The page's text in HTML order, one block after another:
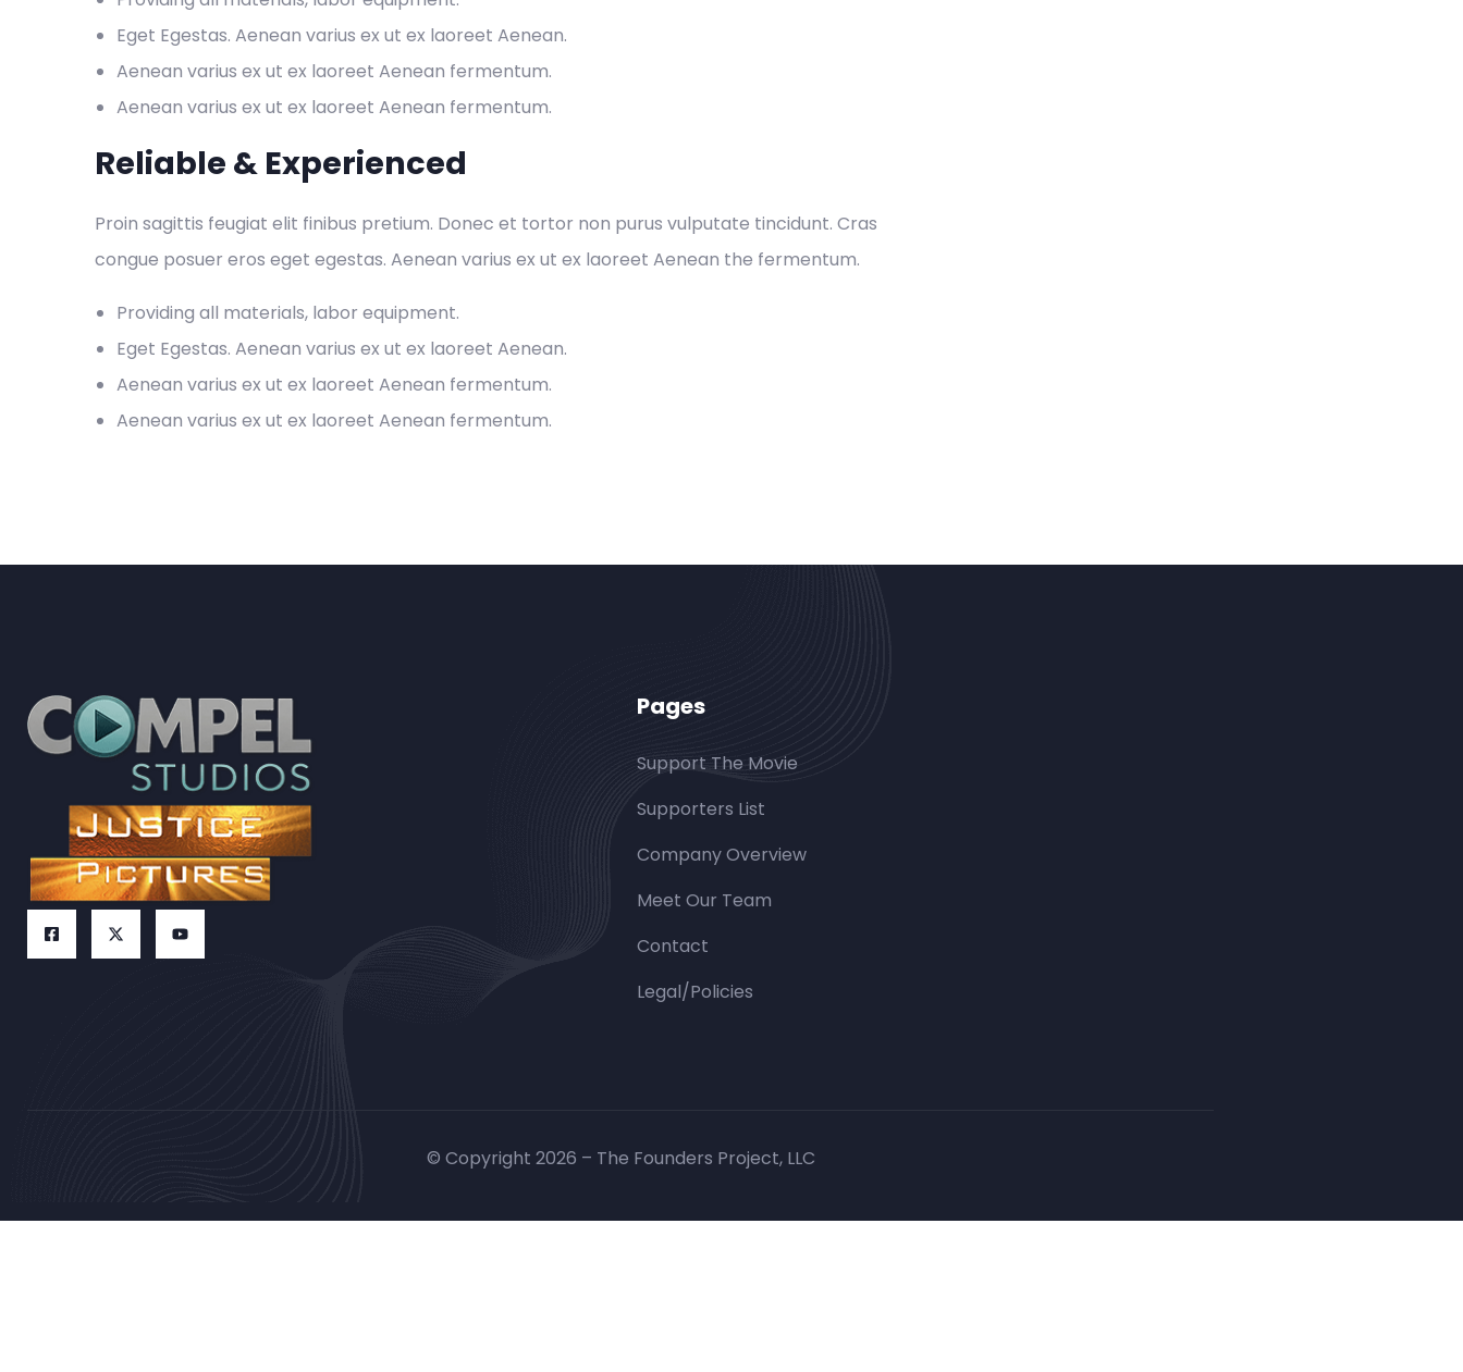
Eget Egestas. Aenean varius ex ut ex laoreet Aenean.
Aenean varius ex ut ex laoreet Aenean fermentum.
Aenean varius ex ut ex laoreet Aenean fermentum.
Reliable & Experienced
Proin sagittis feugiat elit finibus pretium. Donec et tortor non purus vulputate tincidunt. Cras
congue posuer eros eget egestas. Aenean varius ex ut ex laoreet Aenean the fermentum.
Providing all materials, labor equipment.
Eget Egestas. Aenean varius ex ut ex laoreet Aenean.
Aenean varius ex ut ex laoreet Aenean fermentum.
Aenean varius ex ut ex laoreet Aenean fermentum.
Pages
Support The Movie
Supporters List
Company Overview
Meet Our Team
Contact
Legal/Policies
© Copyright 2026 – The Founders Project, LLC